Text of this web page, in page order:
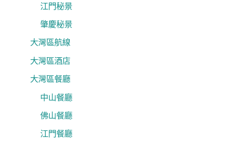
江門秘景
肇慶秘景
大灣區航線
大灣區酒店
大灣區餐廳
中山餐廳
佛山餐廳
江門餐廳